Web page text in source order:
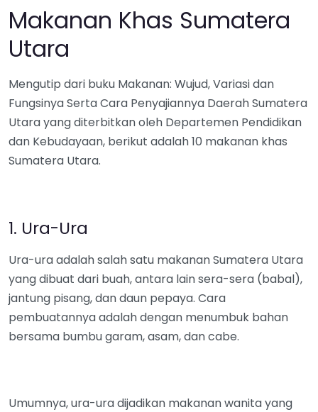
Makanan Khas Sumatera
Utara
Mengutip dari buku Makanan: Wujud, Variasi dan
Fungsinya Serta Cara Penyajiannya Daerah Sumatera
Utara yang diterbitkan oleh Departemen Pendidikan
dan Kebudayaan, berikut adalah 10 makanan khas
Sumatera Utara.
1. Ura-Ura
Ura-ura adalah salah satu makanan Sumatera Utara
yang dibuat dari buah, antara lain sera-sera (babal),
jantung pisang, dan daun pepaya. Cara
pembuatannya adalah dengan menumbuk bahan
bersama bumbu garam, asam, dan cabe.
Umumnya, ura-ura dijadikan makanan wanita yang